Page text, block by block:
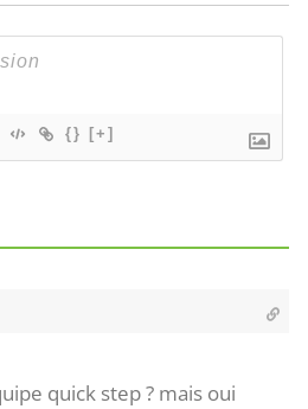
{} [+]
quick step ? mais oui